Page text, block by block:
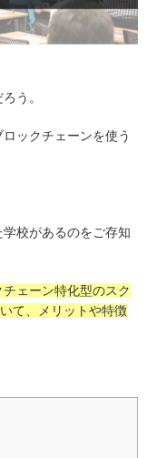
う。
ックチェーンを使う
校があるのをご存知
ェーン特化型のスク
て、メリットや特徴